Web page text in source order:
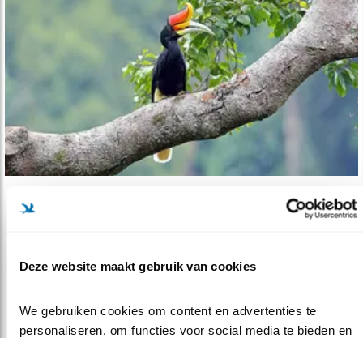
Deze website maakt gebruik van cookies
We gebruiken cookies om content en advertenties te
personaliseren, om functies voor social media te bieden en
Nieuws
08.03.18Voor het eerst kozen wilde neushoornvogels
lees meer